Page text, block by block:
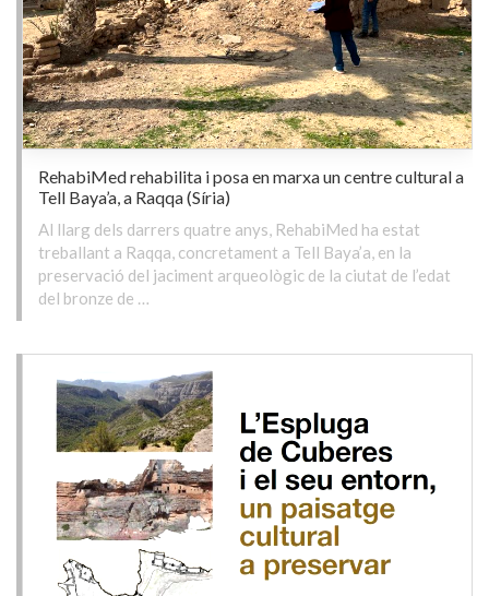
RehabiMed rehabilita i posa en marxa un centre cultural a
Tell Baya’a, a Raqqa (Síria)
Al llarg dels darrers quatre anys, RehabiMed ha estat
treballant a Raqqa, concretament a Tell Baya’a, en la
preservació del jaciment arqueològic de la ciutat de l’edat
del bronze de …